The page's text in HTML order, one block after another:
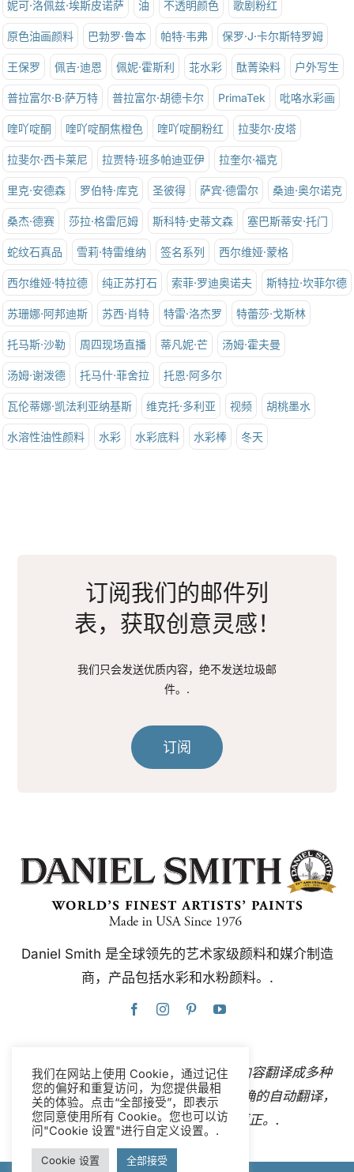
妮可·洛佩兹·埃斯皮诺萨 油 不透明颜色 歌剧粉红
原色油画颜料 巴勃罗·鲁本 帕特·韦弗 保罗·J·卡尔斯特罗姆
王保罗 佩吉·迪恩 佩妮·霍斯利 苝水彩 酞菁染料 户外写生
普拉富尔·B·萨万特 普拉富尔·胡德卡尔 PrimaTek 吡咯水彩画
喹吖啶酮 喹吖啶酮焦橙色 喹吖啶酮粉红 拉斐尔·皮塔
拉斐尔·西卡莱尼 拉贾特·班多帕迪亚伊 拉奎尔·福克
里克·安德森 罗伯特·库克 圣彼得 萨宾·德雷尔 桑迪·奥尔诺克
桑杰·德赛 莎拉·格雷厄姆 斯科特·史蒂文森 塞巴斯蒂安·托门
蛇纹石真品 雪莉·特雷维纳 签名系列 西尔维娅·蒙格
西尔维娅·特拉德 纯正苏打石 索菲·罗迪奥诺夫 斯特拉·坎菲尔德
苏珊娜·阿邦迪斯 苏西·肖特 特雷·洛杰罗 特蕾莎·戈斯林
托马斯·沙勒 周四现场直播 蒂凡妮·芒 汤姆·霍夫曼
汤姆·谢泼德 托马什·菲舍拉 托恩·阿多尔
瓦伦蒂娜·凯法利亚纳基斯 维克托·多利亚 视频 胡桃墨水
水溶性油性颜料 水彩 水彩底料 水彩棒 冬天
订阅我们的邮件列
表，获取创意灵感！
我们只会发送优质内容，绝不发送垃圾邮
件。.
订阅
Daniel Smith 是全球领先的艺术家级颜料和媒介制造
商，产品包括水彩和水粉颜料。.
本网站使用谷歌翻译，可即时自动将内容翻译成多种
语言。联系我们如果您发现任何不准确的自动翻译，
请告知我们，以便我们进行更正。.
我们在网站上使用 Cookie，通过记住
您的偏好和重复访问，为您提供最相
关的体验。点击“全部接受”，即表示
您同意使用所有 Cookie。您也可以访
问"Cookie 设置"进行自定义设置。.
Cookie 设置 全部接受